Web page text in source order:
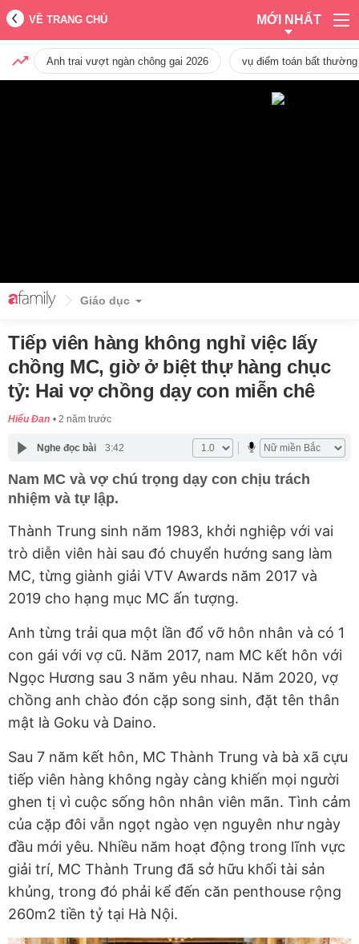
VỀ TRANG CHỦ MỚI NHẤT
Anh trai vượt ngàn chông gai 2026 vụ điểm toán bất
Giáo dục
Tiếp viên hàng không nghỉ việc lấy
chồng MC, giờ ở biệt thự hàng chục
tỷ: Hai vợ chồng dạy con miễn chê
Hiểu Đan 2 năm trước
Nghe đọc bài 3:42
Nam MC và vợ chú trọng dạy con chịu trách
nhiệm và tự lập.
Thành Trung sinh năm 1983, khởi nghiệp với vai
trò diễn viên hài sau đó chuyển hướng sang làm
MC, từng giành giải VTV Awards năm 2017 và
2019 cho hạng mục MC ấn tượng.
Anh từng trải qua một lần đổ vỡ hôn nhân và có 1
con gái với vợ cũ. Năm 2017, nam MC kết hôn với
Ngọc Hương sau 3 năm yêu nhau. Năm 2020, vợ
chồng anh chào đón cặp song sinh, đặt tên thân
mật là Goku và Daino.
Sau 7 năm kết hôn, MC Thành Trung và bà xã cựu
tiếp viên hàng không ngày càng khiến mọi người
ghen tị vì cuộc sống hôn nhân viên mãn. Tình cảm
của cặp đôi vẫn ngọt ngào vẹn nguyên như ngày
đầu mới yêu. Nhiều năm hoạt động trong lĩnh vực
giải trí, MC Thành Trung đã sở hữu khối tài sản
khủng, trong đó phải kể đến căn penthouse rộng
260m2 tiền tỷ tại Hà Nội.